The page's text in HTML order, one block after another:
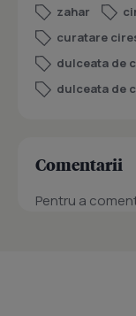
zahar
curatare
dulceata de
dulceata de
Comentarii
Pentru a